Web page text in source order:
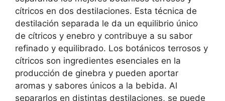
cítricos en dos destilaciones. Esta técnica de
destilación separada le da un equilibrio único
de cítricos y enebro y contribuye a su sabor
refinado y equilibrado. Los botánicos terrosos y
cítricos son ingredientes esenciales en la
producción de ginebra y pueden aportar
aromas y sabores únicos a la bebida. Al
separarlos en distintas destilaciones, se puede